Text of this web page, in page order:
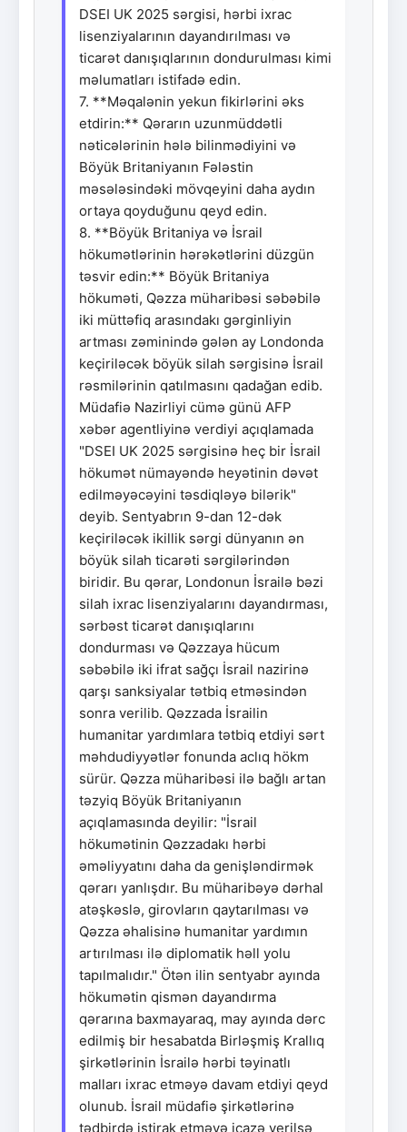
DSEI UK 2025 sərgisi, hərbi ixrac
lisenziyalarının dayandırılması və
ticarət danışıqlarının dondurulması kimi
məlumatları istifadə edin.
7. **Məqalənin yekun fikirlərini əks
etdirin:** Qərarın uzunmüddətli
nəticələrinin hələ bilinmədiyini və
Böyük Britaniyanın Fələstin
məsələsindəki mövqeyini daha aydın
ortaya qoyduğunu qeyd edin.
8. **Böyük Britaniya və İsrail
hökumətlərinin hərəkətlərini düzgün
təsvir edin:** Böyük Britaniya
hökuməti, Qəzza müharibəsi səbəbilə
iki müttəfiq arasındakı gərginliyin
artması zəminində gələn ay Londonda
keçiriləcək böyük silah sərgisinə İsrail
rəsmilərinin qatılmasını qadağan edib.
Müdafiə Nazirliyi cümə günü AFP
xəbər agentliyinə verdiyi açıqlamada
"DSEI UK 2025 sərgisinə heç bir İsrail
hökumət nümayəndə heyətinin dəvət
edilməyəcəyini təsdiqləyə bilərik"
deyib. Sentyabrın 9-dan 12-dək
keçiriləcək ikillik sərgi dünyanın ən
böyük silah ticarəti sərgilərindən
biridir. Bu qərar, Londonun İsrailə bəzi
silah ixrac lisenziyalarını dayandırması,
sərbəst ticarət danışıqlarını
dondurması və Qəzzaya hücum
səbəbilə iki ifrat sağçı İsrail nazirinə
qarşı sanksiyalar tətbiq etməsindən
sonra verilib. Qəzzada İsrailin
humanitar yardımlara tətbiq etdiyi sərt
məhdudiyyətlər fonunda aclıq hökm
sürür. Qəzza müharibəsi ilə bağlı artan
təzyiq Böyük Britaniyanın
açıqlamasında deyilir: "İsrail
hökumətinin Qəzzadakı hərbi
əməliyyatını daha da genişləndirmək
qərarı yanlışdır. Bu müharibəyə dərhal
atəşkəslə, girovların qaytarılması və
Qəzza əhalisinə humanitar yardımın
artırılması ilə diplomatik həll yolu
tapılmalıdır." Ötən ilin sentyabr ayında
hökumətin qismən dayandırma
qərarına baxmayaraq, may ayında dərc
edilmiş bir hesabatda Birləşmiş Krallıq
şirkətlərinin İsrailə hərbi təyinatlı
malları ixrac etməyə davam etdiyi qeyd
olunub. İsrail müdafiə şirkətlərinə
tədbirdə iştirak etməyə icazə verilsə